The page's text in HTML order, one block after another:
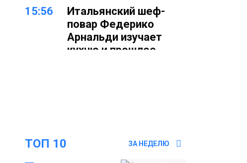
15:56
Итальянский шеф-
повар Федерико
Арнальди изучает
кухню и прошлое
Спорт
футзальном турнире
ТОП 10 ЗА НЕДЕЛЮ